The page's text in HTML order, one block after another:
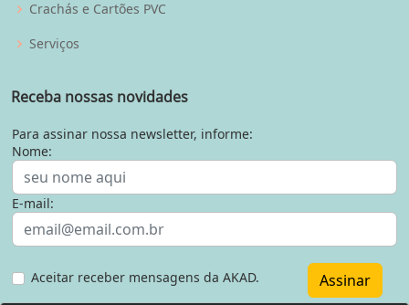
Crachás e Cartões PVC
Serviços
Receba nossas novidades
Para assinar nossa newsletter, informe:
Nome:
E-mail:
Aceitar receber mensagens da AKAD. Assinar